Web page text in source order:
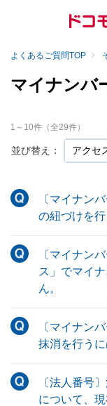
よくあるご質問TOP
マイナンバ
並び替え：
1 ～ 10件（全29件）
〔マイナン
の紐づけを
〔マイナン
ス」でマイ
ん。
〔マイナン
抹消を行う
〔法人番号
について、